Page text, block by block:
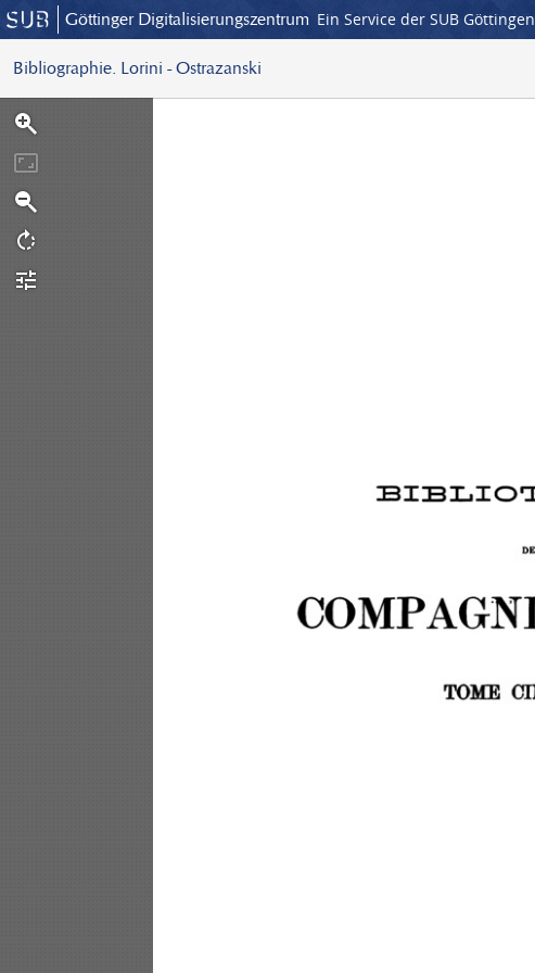
Göttinger Digitalisierungszentrum Ein Service der SUB Göttingen
Bibliographie. Lorini - Ostrazanski